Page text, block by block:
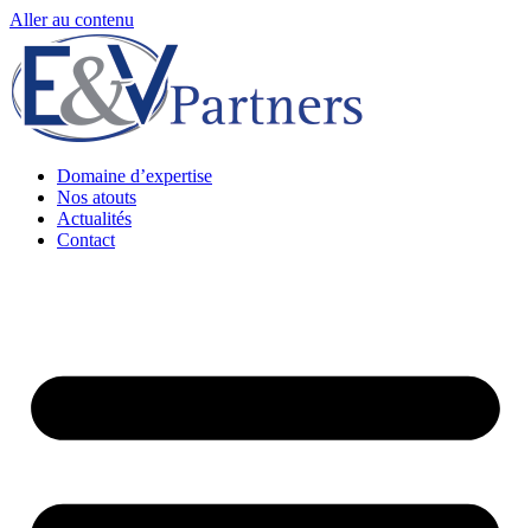
Aller au contenu
Domaine d’expertise
Nos atouts
Actualités
Contact